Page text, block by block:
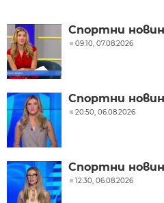
Спортни
09:10, 07.08.2026
Спортни
20:50, 06.08.2026
Спортни
12:30, 06.08.2026